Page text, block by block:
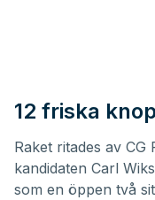
12 friska knop
Raket ritades av CG
kandidaten Carl
som en öppen två